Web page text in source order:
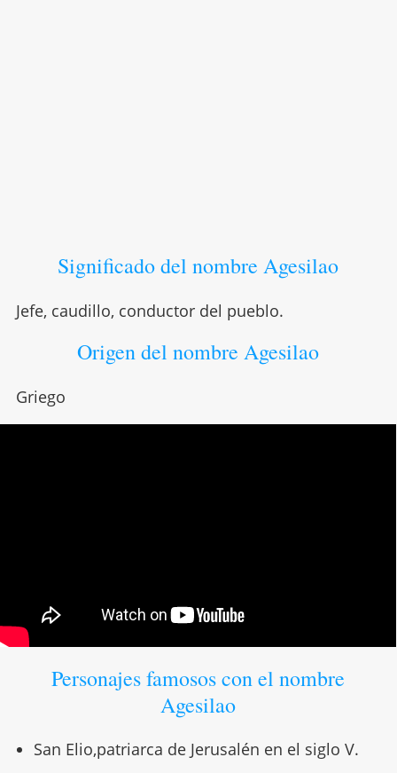
Significado del nombre Agesilao
Jefe, caudillo, conductor del pueblo.
Origen del nombre Agesilao
Griego
Personajes famosos con el nombre
Agesilao
San Elio,patriarca de Jerusalén en el siglo V.